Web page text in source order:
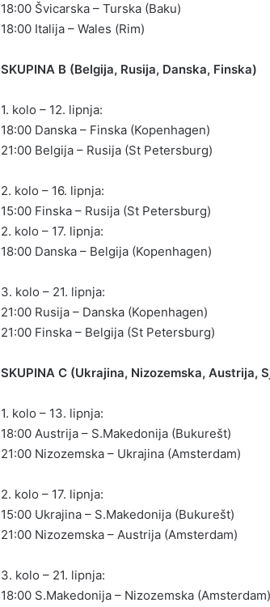
18:00 Švicarska – Turska (Baku)
18:00 Italija – Wales (Rim)
SKUPINA B (Belgija, Rusija, Danska, Finska)
1. kolo – 12. lipnja:
18:00 Danska – Finska (Kopenhagen)
21:00 Belgija – Rusija (St Petersburg)
2. kolo – 16. lipnja:
15:00 Finska – Rusija (St Petersburg)
2. kolo – 17. lipnja:
18:00 Danska – Belgija (Kopenhagen)
3. kolo – 21. lipnja:
21:00 Rusija – Danska (Kopenhagen)
21:00 Finska – Belgija (St Petersburg)
SKUPINA C (Ukrajina, Nizozemska, Austrija,
1. kolo – 13. lipnja:
18:00 Austrija – S.Makedonija (Bukurešt)
21:00 Nizozemska – Ukrajina (Amsterdam)
2. kolo – 17. lipnja:
15:00 Ukrajina – S.Makedonija (Bukurešt)
21:00 Nizozemska – Austrija (Amsterdam)
3. kolo – 21. lipnja:
18:00 S.Makedonija – Nizozemska (Amsterdam)